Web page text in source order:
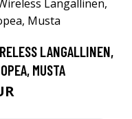
LANGALLINEN,
MUSTA